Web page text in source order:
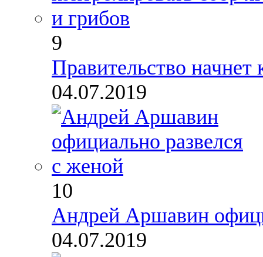
9
Правительство начнет
04.07.2019
10
Андрей Аршавин
04.07.2019